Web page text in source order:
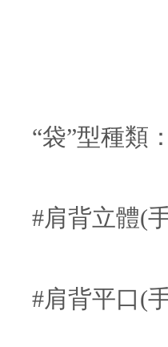
“袋”型種類
#肩背立體(
#肩背平口(